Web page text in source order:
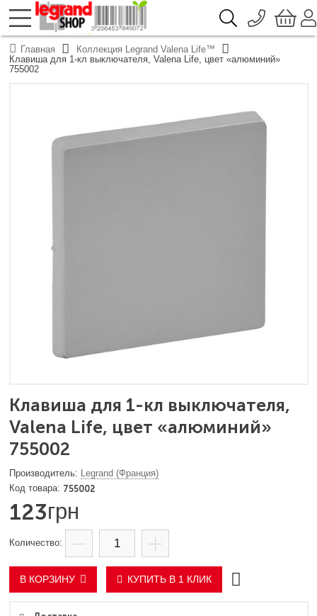
Клавиша для 1-кл выключателя,
Valena Life, цвет «алюминий»
755002
Legrand (Франция)
755002
123грн
В КОРЗИНУ КУПИТЬ В 1 КЛИК
О компании
Доставка
Каталоги продукции Legrand
096 776-72-46
044 390-66-40
093 332-67-53
Главная
Коллекция Legrand Valena Life™
Клавиша для 1-кл выключателя, Valena Life, цвет «алюминий»
755002